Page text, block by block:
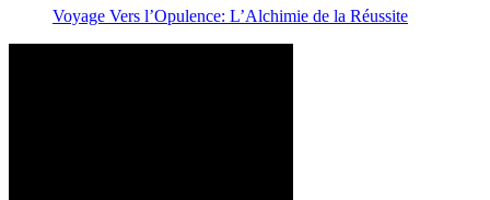
Voyage Vers l’Opulence: L’Alchimie de la Réussite